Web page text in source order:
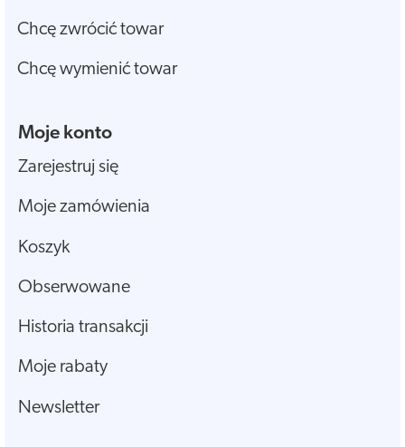
Chcę zwrócić towar
Chcę wymienić towar
Moje konto
Zarejestruj się
Moje zamówienia
Koszyk
Obserwowane
Historia transakcji
Moje rabaty
Newsletter